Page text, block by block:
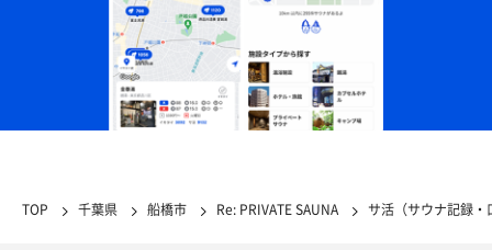
TOP 千葉県 船橋市 Re: PRIVATE SAUNA サ活（サウナ記録・